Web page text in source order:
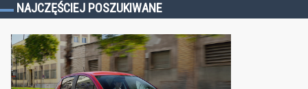
NAJCZĘŚCIEJ POSZUKIWANE